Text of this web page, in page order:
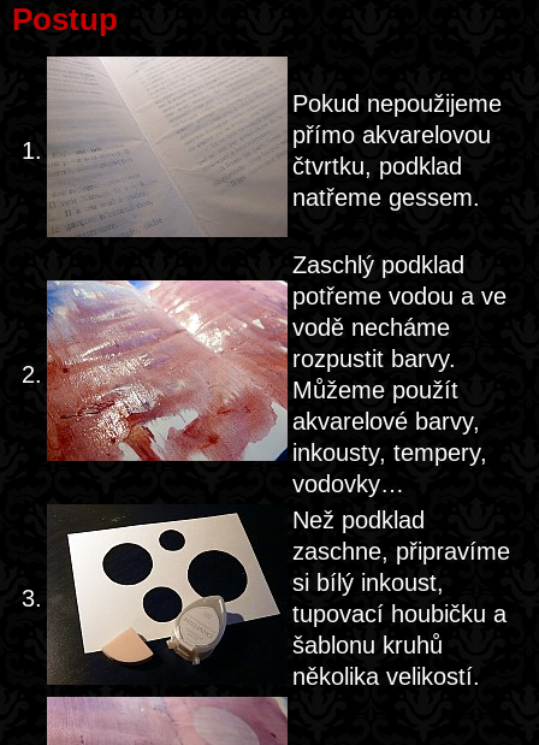
Postup
1.
Pokud nepoužijeme
přímo akvarelovou
čtvrtku, podklad
natřeme gessem.
2.
Zaschlý podklad
potřeme vodou a ve
vodě necháme
rozpustit barvy.
Můžeme použít
akvarelové barvy,
inkousty, tempery,
vodovky…
3.
Než podklad
zaschne, připravíme
si bílý inkoust,
tupovací houbičku a
šablonu kruhů
několika velikostí.